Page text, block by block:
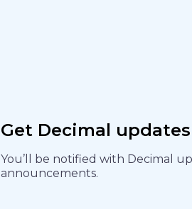
Get Decimal updates
You’ll be notified with Decimal
announcements.